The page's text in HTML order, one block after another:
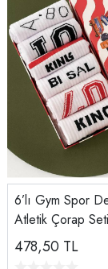
6’lı Gym Spor
Atletik Çorap
Pamuklu Hediye
Spor Çoraplar
478,50 TL